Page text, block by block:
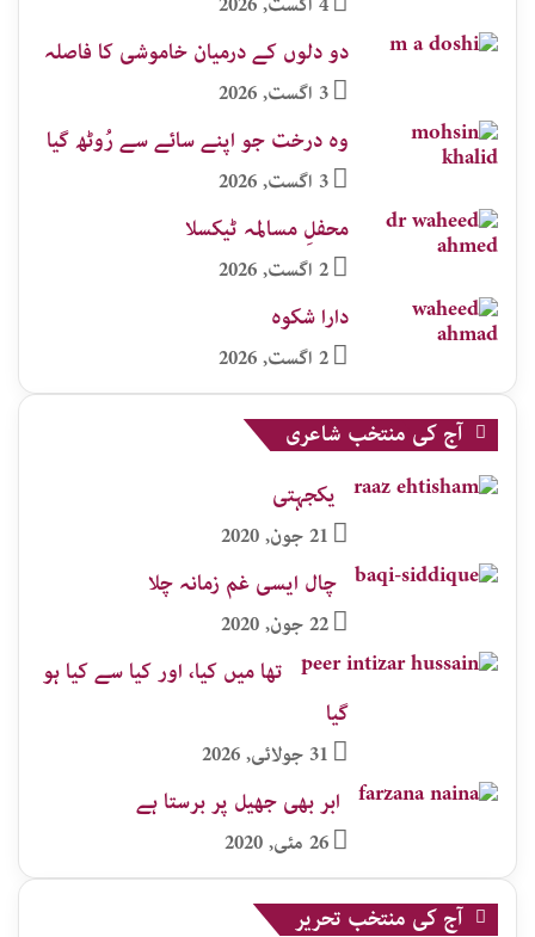
دو دلوں کے درمیان خاموشی کا فاصلہ
3 اگست, 2026
وہ درخت جو اپنے سائے سے رُوٹھ گیا
3 اگست, 2026
محفلِ مسالمہ ٹیکسلا
2 اگست, 2026
دارا شکوہ
2 اگست, 2026
آج کی منتخب شاعری
یکجہتی
21 جون, 2020
چال ایسی غم زمانہ چلا
22 جون, 2020
تھا میں کیا، اور کیا سے کیا ہو
گیا
31 جولائی, 2026
ابر بھی جھیل پر برستا ہے
26 مئی, 2020
آج کی منتخب تحریر